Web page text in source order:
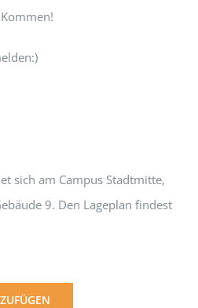
sich am Campus Stadtmitte,
9. Den Lageplan findest